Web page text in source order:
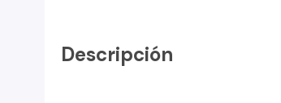
Descripción